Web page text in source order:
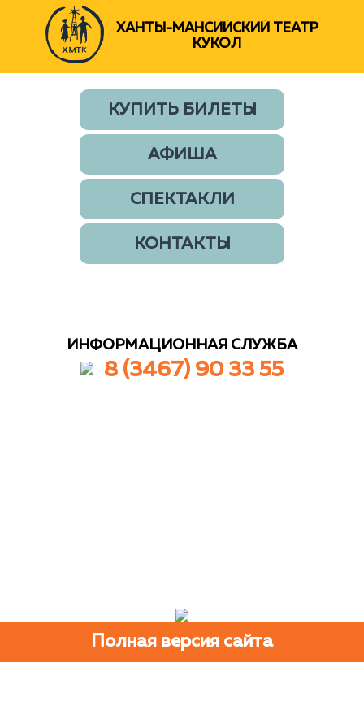
ХАНТЫ-МАНСИЙСКИЙ ТЕАТР
КУКОЛ
КУПИТЬ БИЛЕТЫ
АФИША
СПЕКТАКЛИ
КОНТАКТЫ
ИНФОРМАЦИОННАЯ СЛУЖБА
8 (3467) 90 33 55
Полная версия сайта